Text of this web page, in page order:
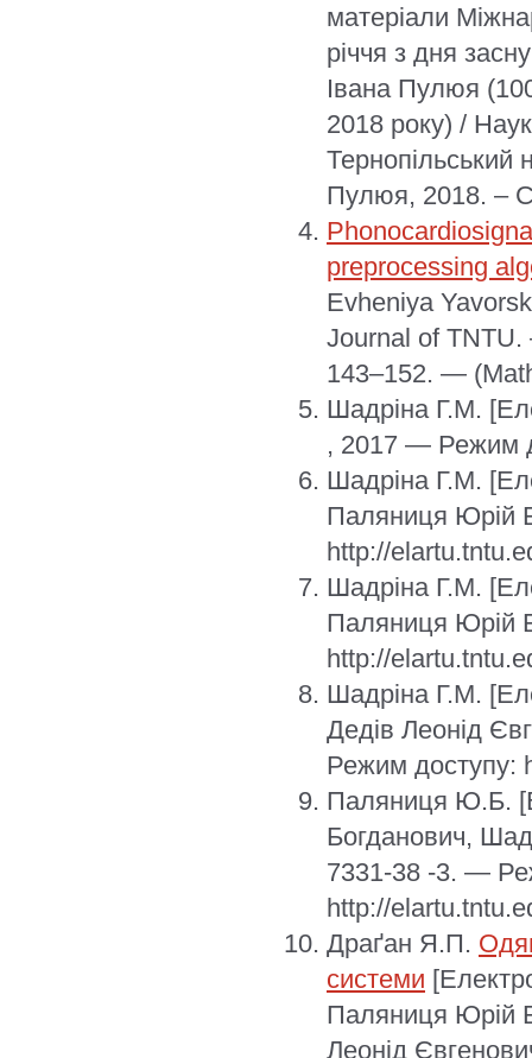
матеріали
річчя з дня
Івана Пулюя
2018 року) /
Тернопільський
Пулюя, 2018. –
preprocessing
Evheniya
Journal of
143–152. —
Шадріна Г.М.
, 2017 — Режим
Шадріна Г.М.
Паляниця Юрій
http://
Шадріна Г.М.
Паляниця Юрій
http://
Шадріна Г.М.
Дедів Леонід
Режим доступу:
Паляниця Ю.Б.
Богданович,
7331-38 -3. —
http://
Драґан Я.П.
системи
Паляниця Юрій
Леонід